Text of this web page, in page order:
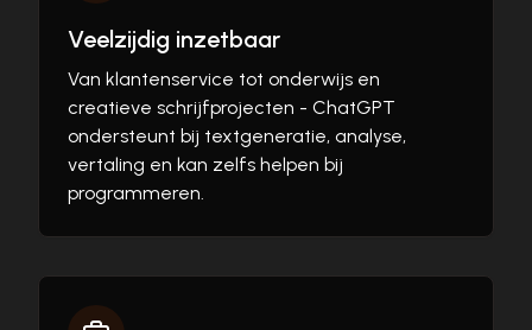
Veelzijdig inzetbaar
Van klantenservice tot onderwijs en
creatieve schrijfprojecten - ChatGPT
ondersteunt bij textgeneratie, analyse,
vertaling en kan zelfs helpen bij
programmeren.